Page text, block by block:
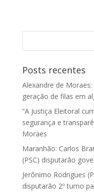
Posts recentes
Alexandre de
geração de filas em
“A Justiça Eleitoral
segurança e
Moraes
Maranhão: Carlos
(PSC) disputarão
Jerônimo Rodrigues
disputarão 2º turno